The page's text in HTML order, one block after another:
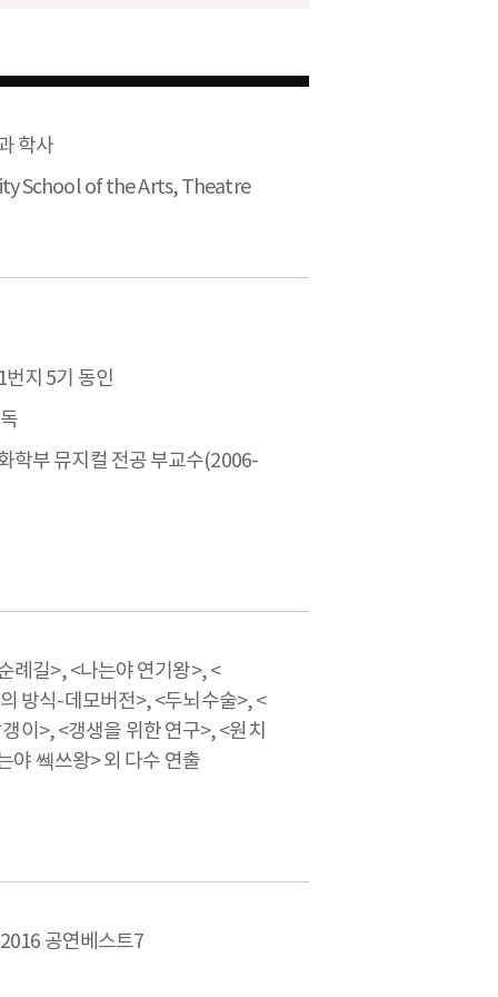
학사
School of the Arts, Theatre
지 5기 동인
학부 뮤지컬 전공 부교수(2006-
례길>, <나는야 연기왕>, <
방식-데모버전>, <두뇌수술>, <
이>, <갱생을 위한 연구>, <원치
야 쎅쓰왕> 외 다수 연출
공연베스트7